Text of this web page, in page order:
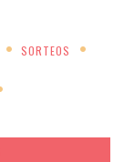
SORTEOS